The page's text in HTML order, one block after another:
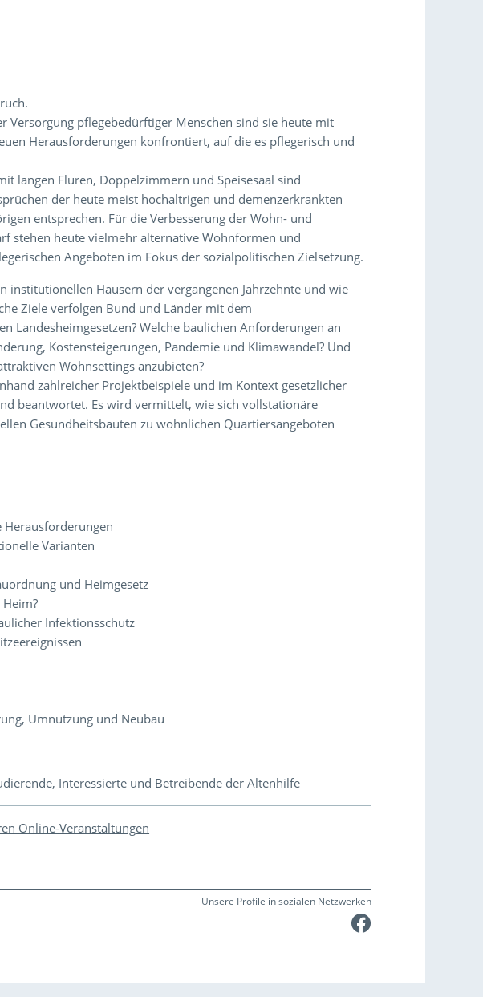
Versorgung pflegebedürftiger Menschen sind sie heute mit
Herausforderungen konfrontiert, auf die es pflegerisch und
langen Fluren, Doppelzimmern und Speisesaal sind
der heute meist hochaltrigen und demenzerkrankten
entsprechen. Für die Verbesserung der Wohn- und
stehen heute vielmehr alternative Wohnformen und
Angeboten im Fokus der sozialpolitischen Zielsetzung.
institutionellen Häusern der vergangenen Jahrzehnte und wie
Ziele verfolgen Bund und Länder mit dem
Landesheimgesetzen? Welche baulichen Anforderungen an
Kostensteigerungen, Pandemie und Klimawandel? Und
Wohnsettings anzubieten?
zahlreicher Projektbeispiele und im Kontext gesetzlicher
beantwortet. Es wird vermittelt, wie sich vollstationäre
Gesundheitsbauten zu wohnlichen Quartiersangeboten
Herausforderungen
Varianten
und Heimgesetz
Infektionsschutz
Umnutzung und Neubau
Interessierte und Betreibende der Altenhilfe
Online-Veranstaltungen
Unsere Profile in sozialen Netzwerken